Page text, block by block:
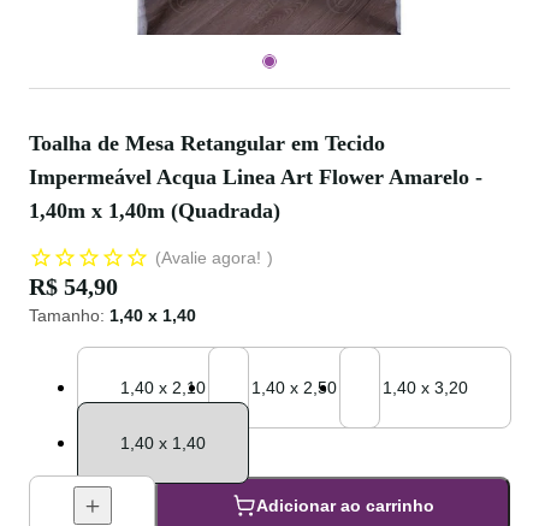
Toalha de Mesa Retangular em Tecido
Impermeável Acqua Linea Art Flower Amarelo -
1,40m x 1,40m (Quadrada)
Avalie agora!
R$ 54,90
Tamanho: 1,40 x 1,40
Tamanho: 1,40 x 2,10
1,40 x 2,10 Tamanho: 1,40 x 2,50
1,40 x 2,50 Tamanho: 1,40 x 3,20
1,40 x 3,20
Tamanho: 1,40 x 1,40
1,40 x 1,40
Adicionar ao carrinho